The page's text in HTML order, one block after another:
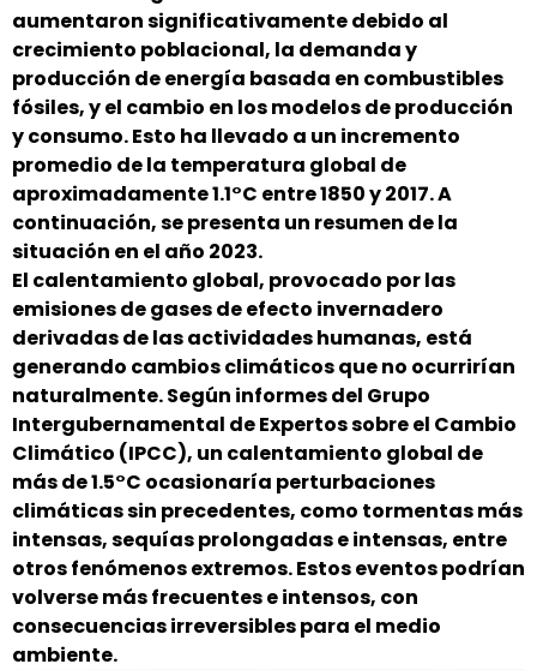
aumentaron significativamente debido al
crecimiento poblacional, la demanda y
producción de energía basada en combustibles
fósiles, y el cambio en los modelos de producción
y consumo. Esto ha llevado a un incremento
promedio de la temperatura global de
aproximadamente 1.1°C entre 1850 y 2017. A
continuación, se presenta un resumen de la
situación en el año 2023.
El calentamiento global, provocado por las
emisiones de gases de efecto invernadero
derivadas de las actividades humanas, está
generando cambios climáticos que no ocurrirían
naturalmente. Según informes del Grupo
Intergubernamental de Expertos sobre el Cambio
Climático (IPCC), un calentamiento global de
más de 1.5°C ocasionaría perturbaciones
climáticas sin precedentes, como tormentas más
intensas, sequías prolongadas e intensas, entre
otros fenómenos extremos. Estos eventos podrían
volverse más frecuentes e intensos, con
consecuencias irreversibles para el medio
ambiente.